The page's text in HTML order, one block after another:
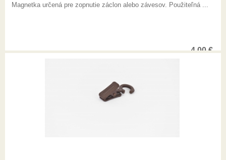
Magnetka určená pre zopnutie záclon alebo závesov. Použiteľná ...
4,00€